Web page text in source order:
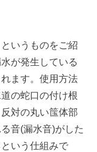
いうものをご紹
が発生している
ます。使用方法
の蛇口の付け根
対の丸い筺体部
音(漏水音)がした
いう仕組みで